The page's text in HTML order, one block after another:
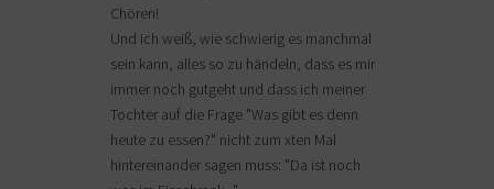
Chören!
Und ich weiß, wie schwierig es manchmal
sein kann, alles so zu händeln, dass es mir
immer noch gutgeht und dass ich meiner
Tochter auf die Frage "Was gibt es denn
heute zu essen?" nicht zum xten Mal
hintereinander sagen muss: "Da ist noch